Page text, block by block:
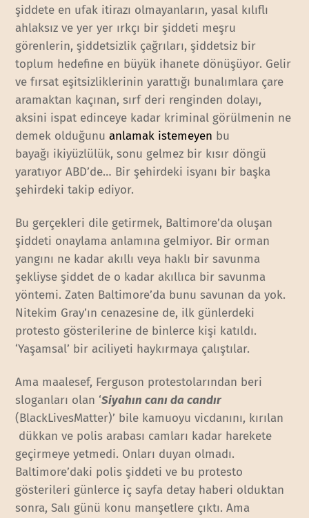
şiddete en ufak itirazı olmayanların, yasal kılıflı
ahlaksız ve yer yer ırkçı bir şiddeti meşru
görenlerin, şiddetsizlik çağrıları, şiddetsiz bir
toplum hedefine en büyük ihanete dönüşüyor. Gelir
ve fırsat eşitsizliklerinin yarattığı bunalımlara çare
aramaktan kaçınan, sırf deri renginden dolayı,
aksini ispat edinceye kadar kriminal görülmenin ne
demek olduğunuanlamak istemeyen bu
bayağı ikiyüzlülük, sonu gelmez bir kısır döngü
yaratıyor ABD’de… Bir şehirdeki isyanı bir başka
şehirdeki takip ediyor.
Bu gerçekleri dile getirmek, Baltimore’da oluşan
şiddeti onaylama anlamına gelmiyor. Bir orman
yangını ne kadar akıllı veya haklı bir savunma
şekliyse şiddet de o kadar akıllıca bir savunma
yöntemi. Zaten Baltimore’da bunu savunan da yok.
Nitekim Gray’ın cenazesine de, ilk günlerdeki
protesto gösterilerine de binlerce kişi katıldı.
‘Yaşamsal’ bir aciliyeti haykırmaya çalıştılar.
Ama maalesef, Ferguson protestolarından beri
sloganları olan ‘Siyahın canı da candır
(BlackLivesMatter)’ bile kamuoyu vicdanını, kırılan
dükkan ve polis arabası camları kadar harekete
geçirmeye yetmedi. Onları duyan olmadı.
Baltimore’daki polis şiddeti ve bu protesto
gösterileri günlerce iç sayfa detay haberi olduktan
sonra, Salı günü konu manşetlere çıktı. Ama